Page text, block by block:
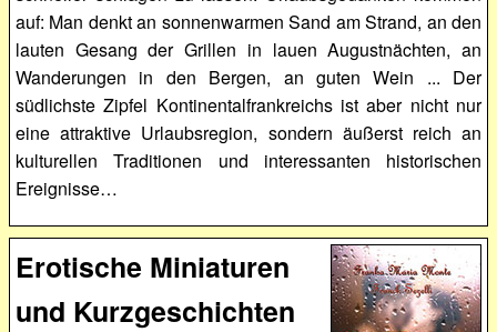
auf: Man denkt an sonnenwarmen Sand am Strand, an den
lauten Gesang der Grillen in lauen Augustnächten, an
Wanderungen in den Bergen, an guten Wein ... Der
südlichste Zipfel Kontinentalfrankreichs ist aber nicht nur
eine attraktive Urlaubsregion, sondern äußerst reich an
kulturellen Traditionen und interessanten historischen
Ereignisse…
Erotische Miniaturen
und Kurzgeschichten